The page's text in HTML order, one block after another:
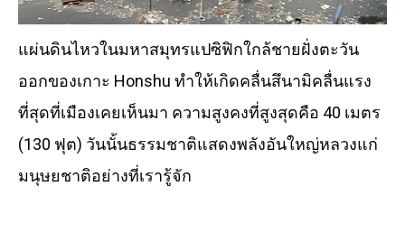
แผ่นดินไหวในมหาสมุทรแปซิฟิกใกล้ชายฝั่งตะวัน
ออกของเกาะ Honshu ทำให้เกิดคลื่นสึนามิคลื่นแรง
ที่สุดที่เมืองเคยเห็นมา ความสูงคงที่สูงสุดคือ 40 เมตร
(130 ฟุต) วันนั้นธรรมชาติแสดงพลังอันใหญ่หลวงแก่
มนุษยชาติอย่างที่เรารู้จัก